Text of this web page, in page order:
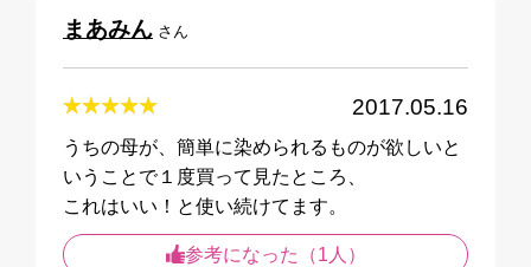
まあみんさん
2017.05.16
うちの母が、簡単に染められるものが欲しいと
いうことで１度買って見たところ、
これはいい！と使い続けてます。
参考になった（1人）